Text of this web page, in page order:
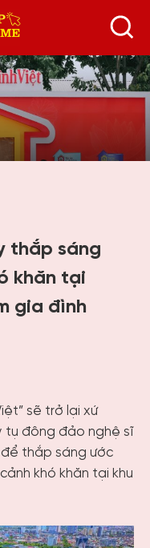
thắp sáng
khăn tại
gia đình
sẽ trở lại xứ
tụ đông đảo nghệ sĩ
thắp sáng ước
khó khăn tại khu